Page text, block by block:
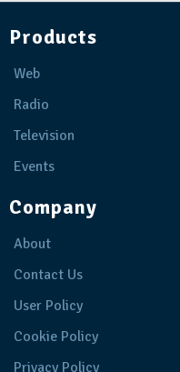
Products
Web
Radio
Television
Events
Company
About
Contact Us
User Policy
Cookie Policy
Privacy Policy